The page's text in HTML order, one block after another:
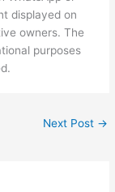
displayed on
owners. The
purposes
Next Post →